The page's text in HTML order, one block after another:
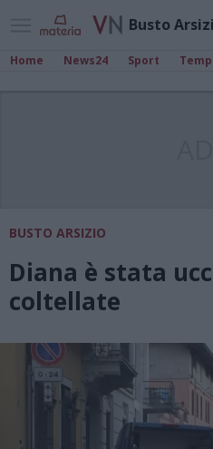
Home News24 Sport
BUSTO ARSIZIO
Diana è stata
coltellate